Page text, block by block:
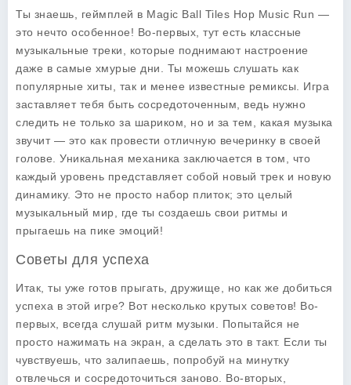
Ты знаешь, геймплей в Magic Ball Tiles Hop Music Run —
это нечто особенное! Во-первых, тут есть классные
музыкальные треки, которые поднимают настроение
даже в самые хмурые дни. Ты можешь слушать как
популярные хиты, так и менее известные ремиксы. Игра
заставляет тебя быть сосредоточенным, ведь нужно
следить не только за шариком, но и за тем, какая музыка
звучит — это как провести отличную вечеринку в своей
голове. Уникальная механика заключается в том, что
каждый уровень представляет собой новый трек и новую
динамику. Это не просто набор плиток; это целый
музыкальный мир, где ты создаешь свои ритмы и
прыгаешь на пике эмоций!
Советы для успеха
Итак, ты уже готов прыгать, дружище, но как же добиться
успеха в этой игре? Вот несколько крутых советов! Во-
первых, всегда слушай ритм музыки. Попытайся не
просто нажимать на экран, а сделать это в такт. Если ты
чувствуешь, что залипаешь, попробуй на минутку
отвлечься и сосредоточиться заново. Во-вторых,